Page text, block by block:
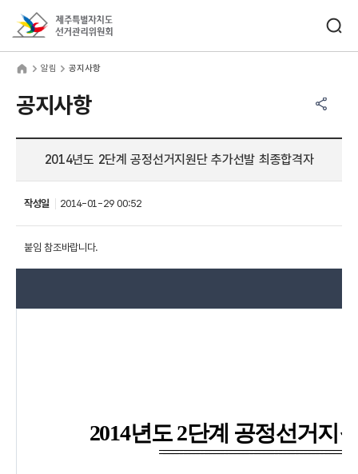
알림 공지사항
공지사항
2014년도 2단계 공정선거지원단 추가선발 최종합격자
작성일 2014-01-29 00:52
붙임 참조바랍니다.